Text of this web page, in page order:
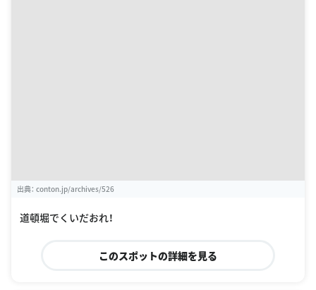
出典： conton.jp/archives/526
道頓堀でくいだおれ！
このスポットの詳細を見る